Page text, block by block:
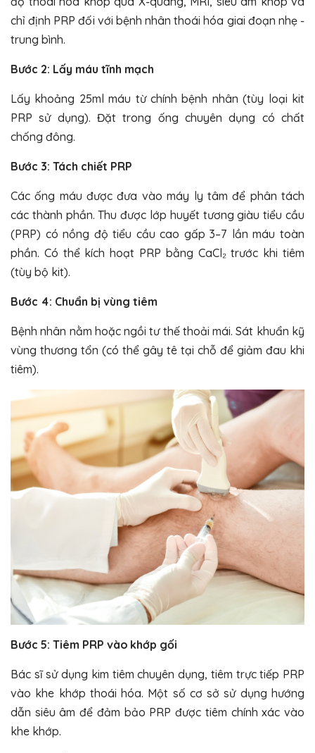
chỉ định PRP đối với bệnh nhân thoái hóa giai đoạn nhẹ -
trung bình.
Bước 2: Lấy máu tĩnh mạch
Lấy khoảng 25ml máu từ chính bệnh nhân (tùy loại kit
PRP sử dụng). Đặt trong ống chuyên dụng có chất
chống đông.
Bước 3: Tách chiết PRP
Các ống máu được đưa vào máy ly tâm để phân tách
các thành phần. Thu được lớp huyết tương giàu tiểu cầu
(PRP) có nồng độ tiểu cầu cao gấp 3–7 lần máu toàn
phần. Có thể kích hoạt PRP bằng CaCl₂ trước khi tiêm
(tùy bộ kit).
Bước 4: Chuẩn bị vùng tiêm
Bệnh nhân nằm hoặc ngồi tư thế thoải mái. Sát khuẩn kỹ
vùng thương tổn (có thể gây tê tại chỗ để giảm đau khi
tiêm).
Bước 5: Tiêm PRP vào khớp gối
Bác sĩ sử dụng kim tiêm chuyên dụng, tiêm trực tiếp PRP
vào khe khớp thoái hóa. Một số cơ sở sử dụng hướng
dẫn siêu âm để đảm bảo PRP được tiêm chính xác vào
khe khớp.